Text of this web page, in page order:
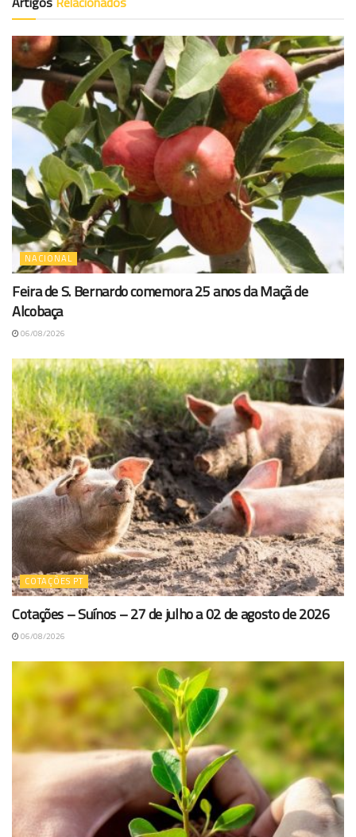
NACIONAL
Feira de S. Bernardo comemora 25 anos da Maçã de
Alcobaça
06/08/2026
COTAÇÕES PT
Cotações – Suínos – 27 de julho a 02 de agosto de 2026
06/08/2026